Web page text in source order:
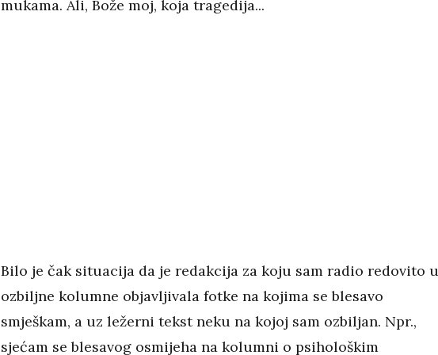
mukama. Ali, Bože moj, koja tragedija...
Bilo je čak situacija da je redakcija za koju sam radio redovito
ozbiljne kolumne objavljivala fotke na kojima se blesavo
smješkam, a uz ležerni tekst neku na kojoj sam ozbiljan. Npr.,
sjećam se blesavog osmijeha na kolumni o psihološkim